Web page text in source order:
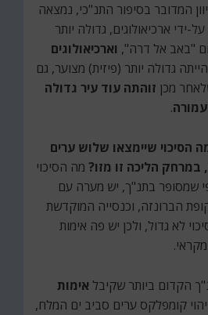
המדובר בסיפור התנ"כי, נמצאה
ידי ארכיאולוגים, גדולה יותר
"באב אל דרה", וארכיאולוגים
גדולה יותר (פיזית) מצוער, גם
מכן זוהתה עוד עיר גדולה
.
הסיכוי שיימצאו שלוש ערים
הליכה זו מזו? מה הסיכוי
שמסופר בתנ"ך, יש מערה עם
הברונזה, וכנסייה המוקדשת
לא גדול, ולכן יש פה אימות
הקדום ביותר שקיבל אימות
קומפלקס ערים סביב ים המלח,